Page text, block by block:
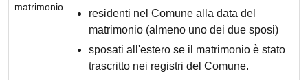
matrimonio
residenti nel Comune alla data del
matrimonio (almeno uno dei due sposi)
sposati all'estero se il matrimonio è stato
trascritto nei registri del Comune.